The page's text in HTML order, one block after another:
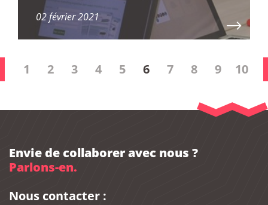
02 février 2021
1 2 3 4 5 6 7 8 9 10
Envie de collaborer avec nous ?
Parlons-en.
Nous contacter :